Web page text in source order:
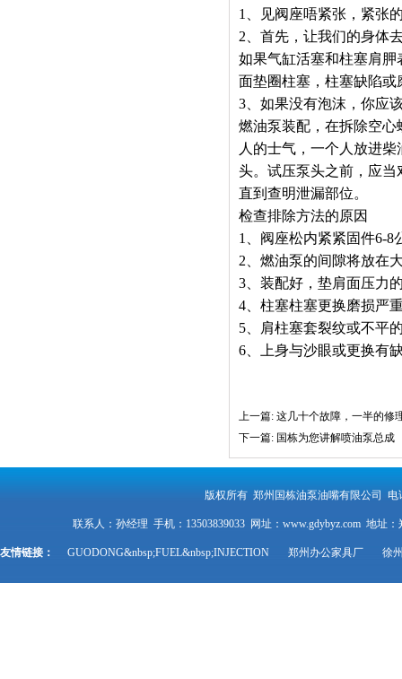
1、见阀座唔紧张，紧张
2、首先，让我们的身体
如果气缸活塞和柱塞肩
面垫圈柱塞，柱塞缺陷或
3、如果没有泡沫，你应
燃油泵装配，在拆除空
人的士气，一个人放进
头。试压泵头之前，应
直到查明泄漏部位。
检查排除方法的原因
1、阀座松内紧紧固件6-8
2、燃油泵的间隙将放在
3、装配好，垫肩面压力
4、柱塞柱塞更换磨损严
5、肩柱塞套裂纹或不平
6、上身与沙眼或更换有
上一篇: 这几十个故障，一半的修
下一篇: 国栋为您讲解喷油泵总成
版权所有 郑州国栋油泵油嘴有限公司 电
联系人：孙经理 手机：13503839033 网址：www.gdybyz.com 地址
友情链接： GUODONG&nbsp;FUEL&nbsp;INJECTION 郑州办公家具厂 徐